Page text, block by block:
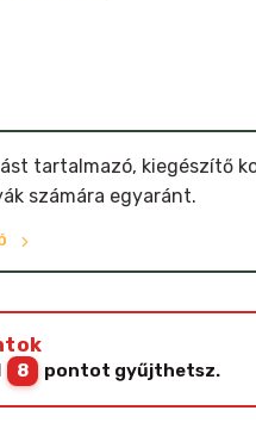
tartalmazó, kiegészítő
számára egyaránt.
8 pontot gyűjthetsz.